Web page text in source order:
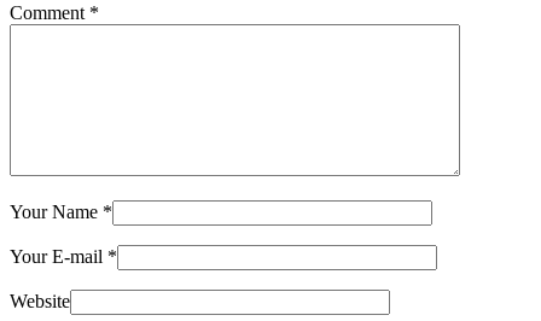
Comment *
Your Name *
Your E-mail *
Website